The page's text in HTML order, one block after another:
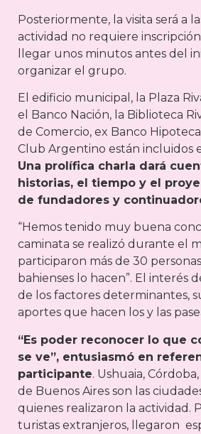
Posteriormente, la visita será a
actividad no requiere
llegar unos minutos antes del
organizar el grupo.
El edificio municipal, la Plaza
el Banco Nación, la Biblioteca
de Comercio, ex Banco
Club Argentino están incluidos
Una prolífica charla dará
historias, el tiempo y el
de fundadores y
“Hemos tenido muy buena
caminata se realizó durante el
participaron más de 30
bahienses lo hacen”. El interés
de los factores determinantes,
aportes que hacen los y las
“Es poder reconocer lo que
se ve”, entusiasmó en
participante. Ushuaia,
de Buenos Aires son las
quienes realizaron la actividad.
turistas extranjeros, llegaron